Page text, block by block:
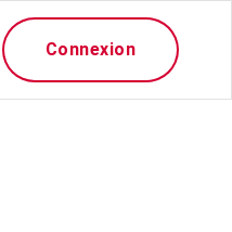
Connexion